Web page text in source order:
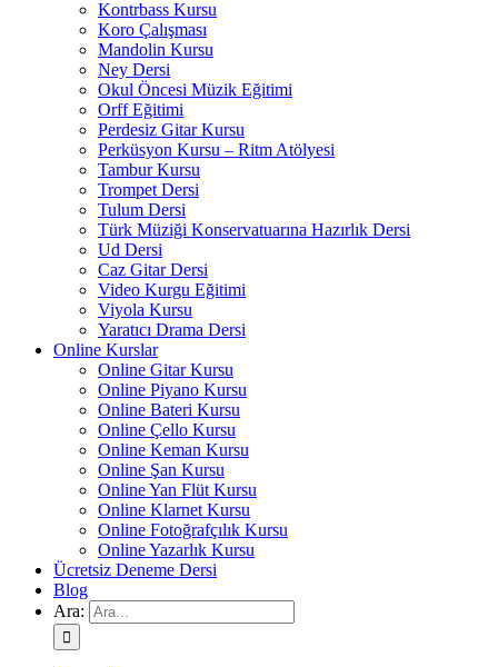
Kontrbass Kursu
Koro Çalışması
Mandolin Kursu
Ney Dersi
Okul Öncesi Müzik Eğitimi
Orff Eğitimi
Perdesiz Gitar Kursu
Perküsyon Kursu – Ritm Atölyesi
Tambur Kursu
Trompet Dersi
Tulum Dersi
Türk Müziği Konservatuarına Hazırlık Dersi
Ud Dersi
Caz Gitar Dersi
Video Kurgu Eğitimi
Viyola Kursu
Yaratıcı Drama Dersi
Online Kurslar
Online Gitar Kursu
Online Piyano Kursu
Online Bateri Kursu
Online Çello Kursu
Online Keman Kursu
Online Şan Kursu
Online Yan Flüt Kursu
Online Klarnet Kursu
Online Fotoğrafçılık Kursu
Online Yazarlık Kursu
Ücretsiz Deneme Dersi
Blog
Ara: